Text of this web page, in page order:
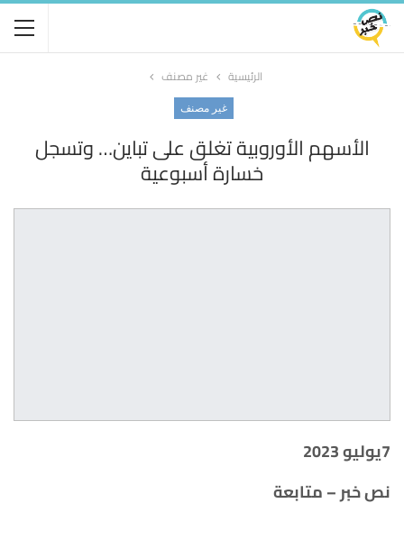
الرئيسية غير مصنف
غير مصنف
الأسهم الأوروبية تغلق على تباين… وتسجل
‏خسارة أسبوعية
7يوليو 2023
نصخبر – متابعة